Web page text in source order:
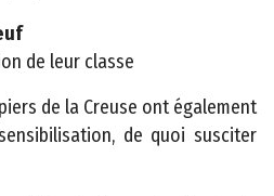
de leur classe
de la Creuse ont également
de quoi susciter